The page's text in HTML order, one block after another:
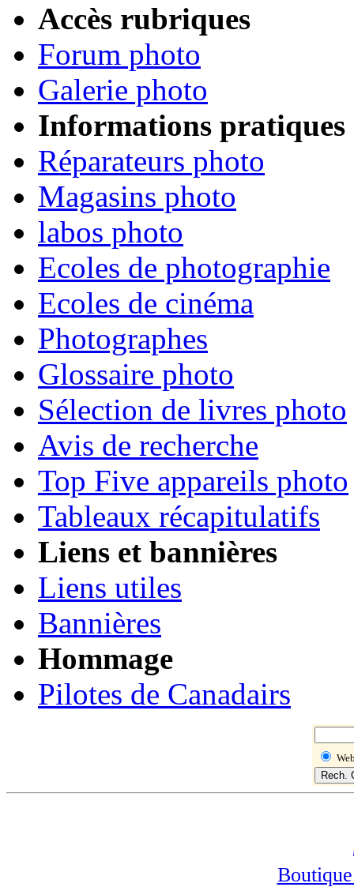
Accès rubriques
Forum photo
Galerie photo
Informations pratiques
Réparateurs photo
Magasins photo
labos photo
Ecoles de photographie
Ecoles de cinéma
Photographes
Glossaire photo
Sélection de livres photo
Avis de recherche
Top Five appareils photo
Tableaux récapitulatifs
Liens et bannières
Liens utiles
Bannières
Hommage
Pilotes de Canadairs